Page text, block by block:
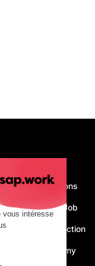
vous intéresse
Nous recrutons
Make Your Job
Just construction
asap.academy